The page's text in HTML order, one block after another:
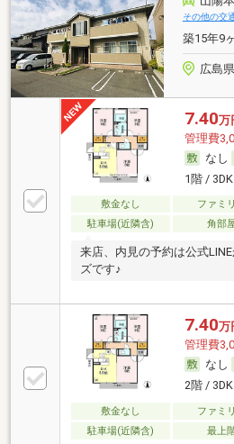
その他の交
築15年9
広島
7.40万
管理費
なし
1階 /
敷金なし ファミ
駐車場(近隣含)
角部
来店、内見の予約は公式
ズです♪
7.40万
管理費
なし
2階 /
敷金なし ファミ
駐車場(近隣含)
最上